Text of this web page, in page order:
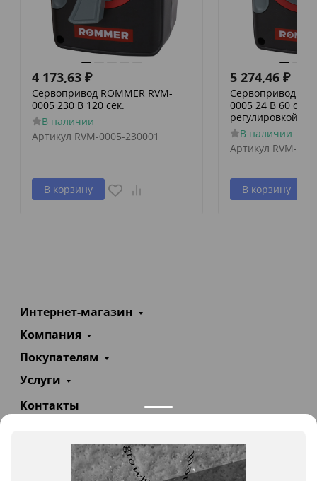
4 173,63 ₽
Сервопривод ROMMER RVM-
0005 230 В 120 сек.
В наличии
Артикул RVM-0005-230001
В корзину
5 274,46 ₽
Сервопривод
0005 24 В 60
регулировкой по
В наличии
Артикул RVM-
В корзину
Интернет-магазин
Компания
Покупателям
Услуги
Контакты
info@teploexpert.com
Пн—Сб 09:00 – 18:00